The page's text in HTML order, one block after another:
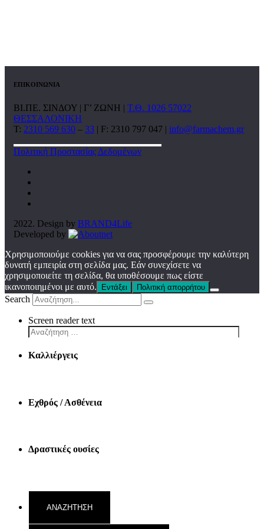
ΕΠΙΚΟΙΝΩΝΙΑ
ΒΙ.ΠΕ. ΣΙΝΔΟΥ | Γ’ ΖΩΝΗ | Τ.Θ. 1026 57022
ΘΕΣΣΑΛΟΝΙΚΗ
T: 2310 569 630 – 33 | F: 2310 797 047 | info@farmachem.gr
Πολιτική Προστασίας Δεδομένων
2022. Design by BRAND4Life
Developed by
Χρησιμοποιούμε cookies για να σας προσφέρουμε την καλύτερη
δυνατή εμπειρία στη σελίδα μας. Εάν συνεχίσετε να
χρησιμοποιείτε τη σελίδα, θα υποθέσουμε πως είστε
ικανοποιημένοι με αυτό.
Εντάξει Πολιτική απορρήτου
Search
Screen reader text
Καλλιέργεις
Εχθρός / Ασθένεια
Δραστικές ουσίες